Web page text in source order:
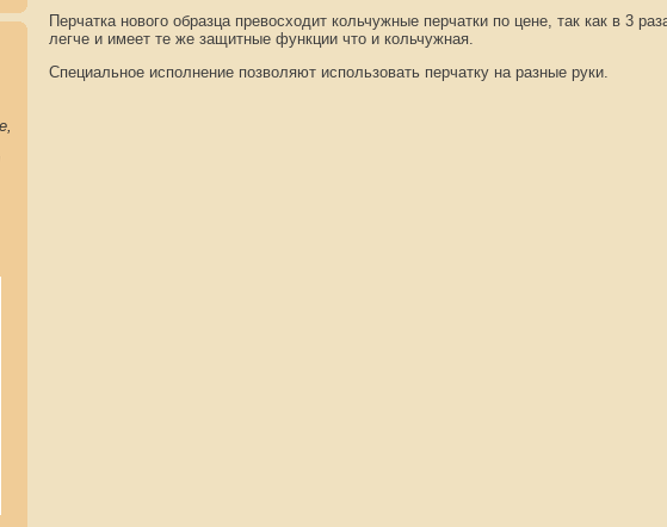
Перчатка нового образца превосходит кольчужные перчатки по цене, так как в 3
легче и имеет те же защитные функции что и кольчужная.
Специальное исполнение позволяют использовать перчатку на разные руки.